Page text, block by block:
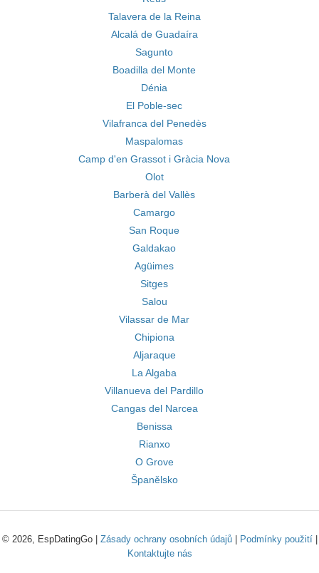
Talavera de la Reina
Alcalá de Guadaíra
Sagunto
Boadilla del Monte
Dénia
El Poble-sec
Vilafranca del Penedès
Maspalomas
Camp d'en Grassot i Gràcia Nova
Olot
Barberà del Vallès
Camargo
San Roque
Galdakao
Agüimes
Sitges
Salou
Vilassar de Mar
Chipiona
Aljaraque
La Algaba
Villanueva del Pardillo
Cangas del Narcea
Benissa
Rianxo
O Grove
Španělsko
© 2026, EspDatingGo | Zásady ochrany osobních údajů| Podmínky použití|
Kontaktujte nás